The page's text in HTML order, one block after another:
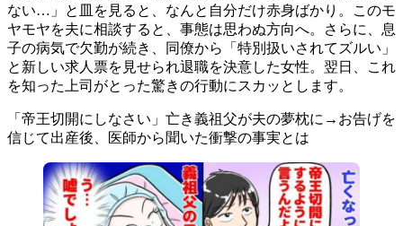
ない…」と皿を見ると、なんと自分だけ赤身ばかり。このモ
ヤモヤを夫に相談すると、事態は思わぬ方向へ。さらに、息
子の病気で欠勤が続き、同僚から「特別扱いされてズルい」
と新しい求人票を見せられ退職を決意した女性。翌日、これ
を知った上司がとった驚きの行動にスカッとします。
「帝王切開にしなさい」亡き義祖父が夫の夢枕に→お告げを
信じて出産後、医師から聞いた衝撃の事実とは